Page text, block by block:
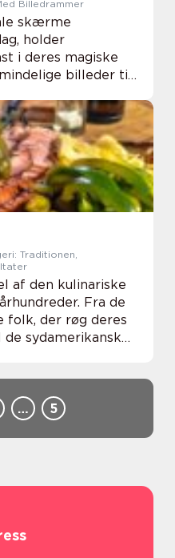
Billedrammer
skærme
holder
i deres magiske
billeder til
er ikke
Traditionen,
af den kulinariske
Fra de
folk, der røg deres
sydamerikanske
… 5